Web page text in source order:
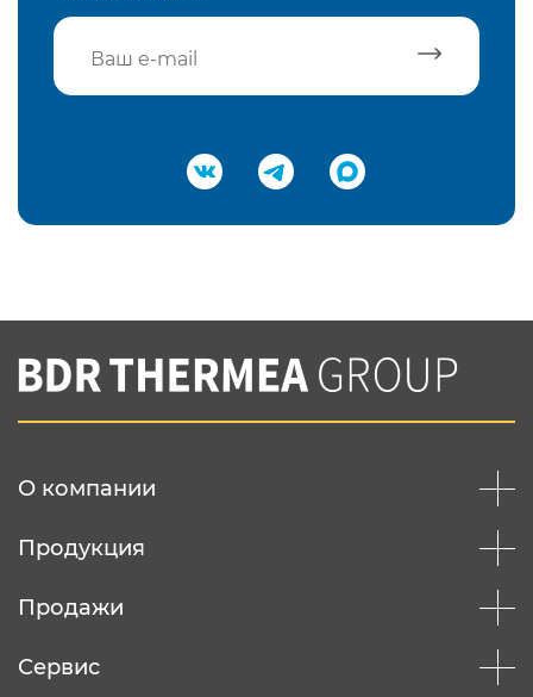
Подтвердить e-mail
Вы соглашаетесь с нашей политикой
конфеденциальности
О компании
Продукция
Продажи
Сервис